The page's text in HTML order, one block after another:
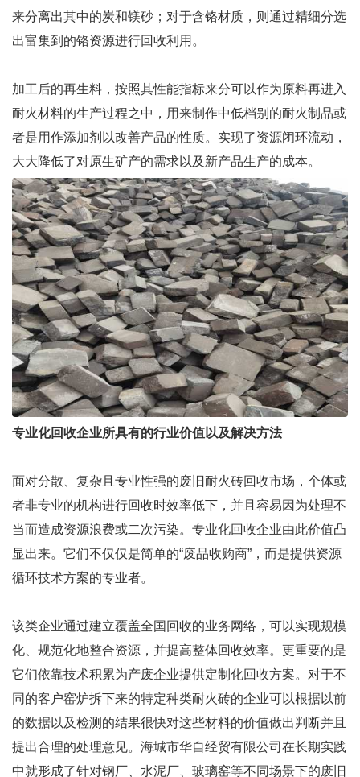
来分离出其中的炭和镁砂；对于含铬材质，则通过精细分选
出富集到的铬资源进行回收利用。
加工后的再生料，按照其性能指标来分可以作为原料再进入
耐火材料的生产过程之中，用来制作中低档别的耐火制品或
者是用作添加剂以改善产品的性质。实现了资源闭环流动，
大大降低了对原生矿产的需求以及新产品生产的成本。
专业化回收企业所具有的行业价值以及解决方法
面对分散、复杂且专业性强的废旧耐火砖回收市场，个体或
者非专业的机构进行回收时效率低下，并且容易因为处理不
当而造成资源浪费或二次污染。专业化回收企业由此价值凸
显出来。它们不仅仅是简单的“废品收购商”，而是提供资源
循环技术方案的专业者。
该类企业通过建立覆盖全国回收的业务网络，可以实现规模
化、规范化地整合资源，并提高整体回收效率。更重要的是
它们依靠技术积累为产废企业提供定制化回收方案。对于不
同的客户窑炉拆下来的特定种类耐火砖的企业可以根据以前
的数据以及检测的结果很快对这些材料的价值做出判断并且
提出合理的处理意见。海城市华自经贸有限公司在长期实践
中就形成了针对钢厂、水泥厂、玻璃窑等不同场景下的废旧